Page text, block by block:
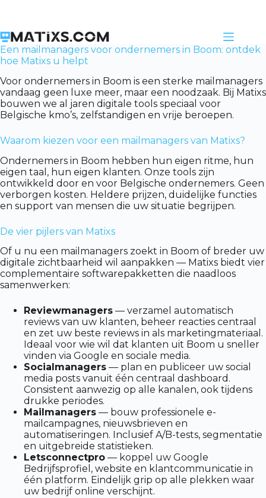
Een mailmanagers voor ondernemers in Boom: ontdek
hoe Matixs u helpt
Voor ondernemers in Boom is een sterke mailmanagers
vandaag geen luxe meer, maar een noodzaak. Bij Matixs
bouwen we al jaren digitale tools speciaal voor
Belgische kmo’s, zelfstandigen en vrije beroepen.
Waarom kiezen voor een mailmanagers van Matixs?
Ondernemers in Boom hebben hun eigen ritme, hun
eigen taal, hun eigen klanten. Onze tools zijn
ontwikkeld door en voor Belgische ondernemers. Geen
verborgen kosten. Heldere prijzen, duidelijke functies
en support van mensen die uw situatie begrijpen.
De vier pijlers van Matixs
Of u nu een mailmanagers zoekt in Boom of breder uw
digitale zichtbaarheid wil aanpakken — Matixs biedt vier
complementaire softwarepakketten die naadloos
samenwerken:
Reviewmanagers — verzamel automatisch
reviews van uw klanten, beheer reacties centraal
en zet uw beste reviews in als marketingmateriaal.
Ideaal voor wie wil dat klanten uit Boom u sneller
vinden via Google en sociale media.
Socialmanagers — plan en publiceer uw social
media posts vanuit één centraal dashboard.
Consistent aanwezig op alle kanalen, ook tijdens
drukke periodes.
Mailmanagers — bouw professionele e-
mailcampagnes, nieuwsbrieven en
automatiseringen. Inclusief A/B-tests, segmentatie
en uitgebreide statistieken.
Letsconnectpro — koppel uw Google
Bedrijfsprofiel, website en klantcommunicatie in
één platform. Eindelijk grip op alle plekken waar
uw bedrijf online verschijnt.